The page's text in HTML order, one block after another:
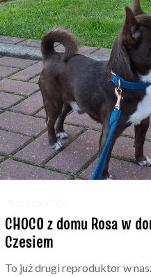
CHOCO z domu Rosa w
Czesiem
To już drugi reproduktor w